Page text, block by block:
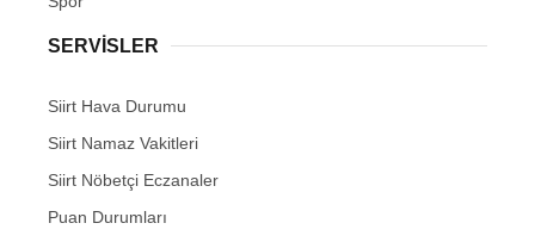
SERVİSLER
Siirt Hava Durumu
Siirt Namaz Vakitleri
Siirt Nöbetçi Eczanaler
Puan Durumları